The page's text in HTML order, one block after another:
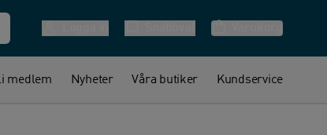
medlem Nyheter Våra butiker Kundservice